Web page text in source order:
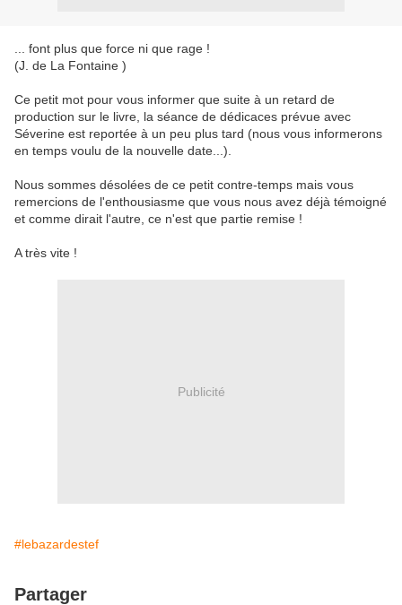
... font plus que force ni que rage !
(J. de La Fontaine )
Ce petit mot pour vous informer que suite à un retard de
production sur le livre, la séance de dédicaces prévue avec
Séverine est reportée à un peu plus tard (nous vous informerons
en temps voulu de la nouvelle date...).
Nous sommes désolées de ce petit contre-temps mais vous
remercions de l'enthousiasme que vous nous avez déjà témoigné
et comme dirait l'autre, ce n'est que partie remise !
A très vite !
Publicité
#lebazardestef
Partager